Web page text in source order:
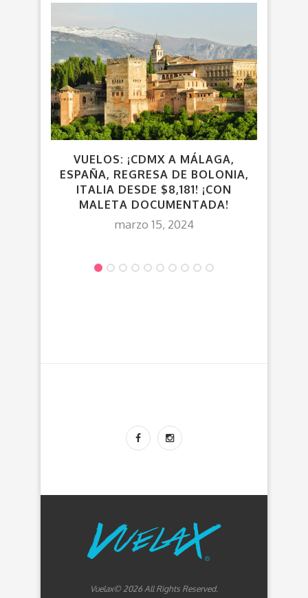
VUELOS: ¡CDMX A MÁLAGA,
ESPAÑA, REGRESA DE BOLONIA,
ITALIA DESDE $8,181! ¡CON
MALETA DOCUMENTADA!
marzo 15, 2024
Vuelax© 2026 All Rights Reserved.